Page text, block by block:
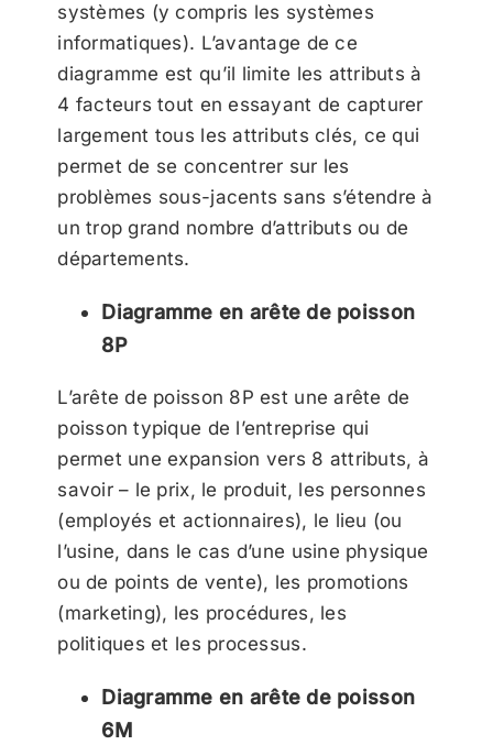
systèmes (y compris les systèmes
informatiques). L’avantage de ce
diagramme est qu’il limite les attributs à
4 facteurs tout en essayant de capturer
largement tous les attributs clés, ce qui
permet de se concentrer sur les
problèmes sous-jacents sans s’étendre à
un trop grand nombre d’attributs ou de
départements.
Diagramme en arête de poisson
8P
L’arête de poisson 8P est une arête de
poisson typique de l’entreprise qui
permet une expansion vers 8 attributs, à
savoir – le prix, le produit, les personnes
(employés et actionnaires), le lieu (ou
l’usine, dans le cas d’une usine physique
ou de points de vente), les promotions
(marketing), les procédures, les
politiques et les processus.
Diagramme en arête de poisson
6M